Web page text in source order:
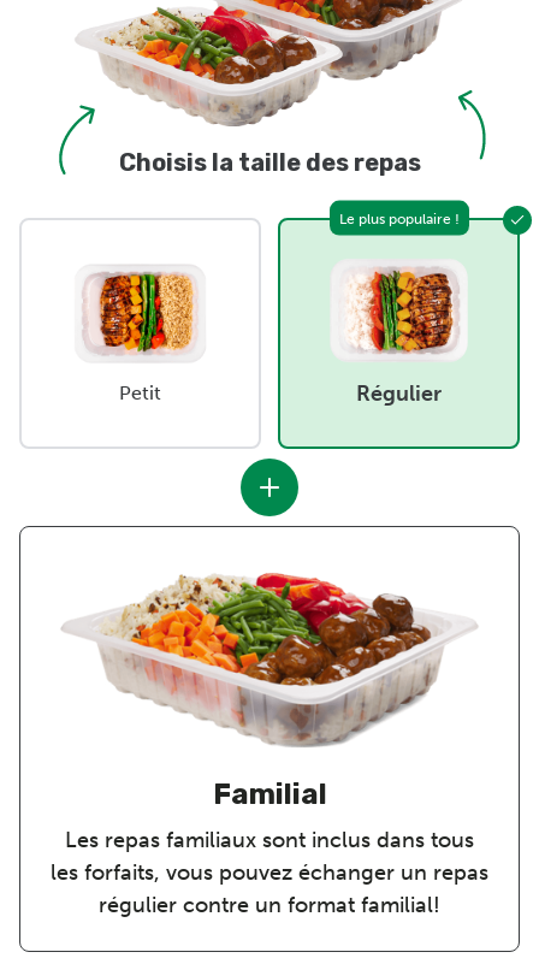
Choisis la taille des repas
Petit
Le plus populaire !
Régulier
Familial
Les repas familiaux sont inclus dans tous
les forfaits, vous pouvez échanger un repas
régulier contre un format familial!